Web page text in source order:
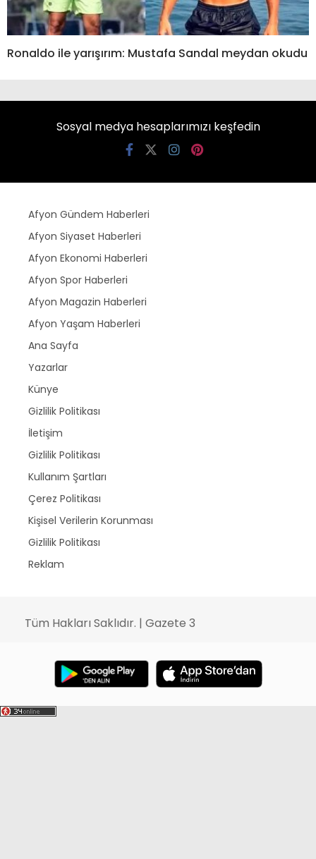
Ronaldo ile yarışırım: Mustafa Sandal meydan okudu
Sosyal medya hesaplarımızı keşfedin
Afyon Gündem Haberleri
Afyon Siyaset Haberleri
Afyon Ekonomi Haberleri
Afyon Spor Haberleri
Afyon Magazin Haberleri
Afyon Yaşam Haberleri
Ana Sayfa
Yazarlar
Künye
Gizlilik Politikası
İletişim
Gizlilik Politikası
Kullanım Şartları
Çerez Politikası
Kişisel Verilerin Korunması
Gizlilik Politikası
Reklam
Tüm Hakları Saklıdır. | Gazete 3